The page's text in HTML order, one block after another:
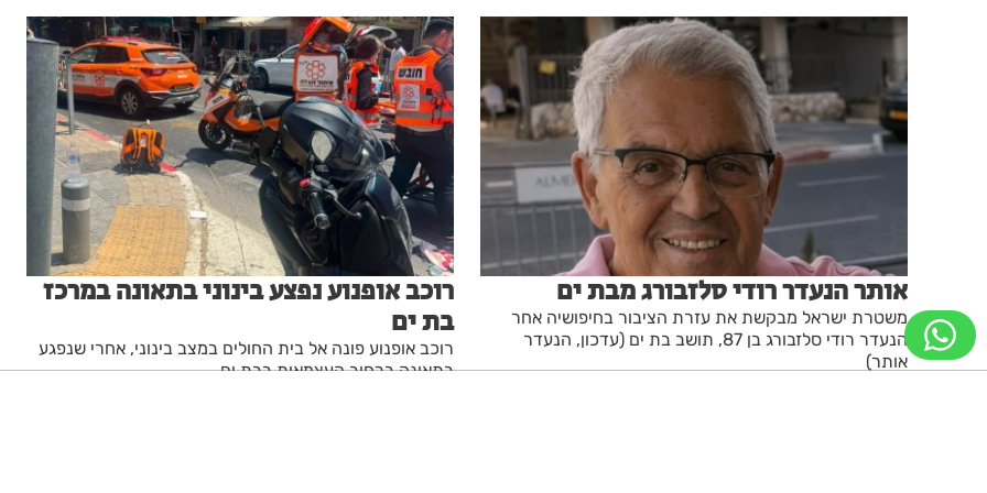
אותר הנעדר רודי סלזבורג מבת ים
משטרת ישראל מבקשת את עזרת הציבור בחיפושיה אחר
הנעדר רודי סלזבורג בן 87, תושב בת ים (עדכון, הנעדר
אותר)
רוכב אופנוע נפצע בינוני בתאונה במרכז
בת ים
רוכב אופנוע פונה אל בית החולים במצב בינוני, אחרי שנפגע
בתאונה ברחוב העצמאות בבת ים